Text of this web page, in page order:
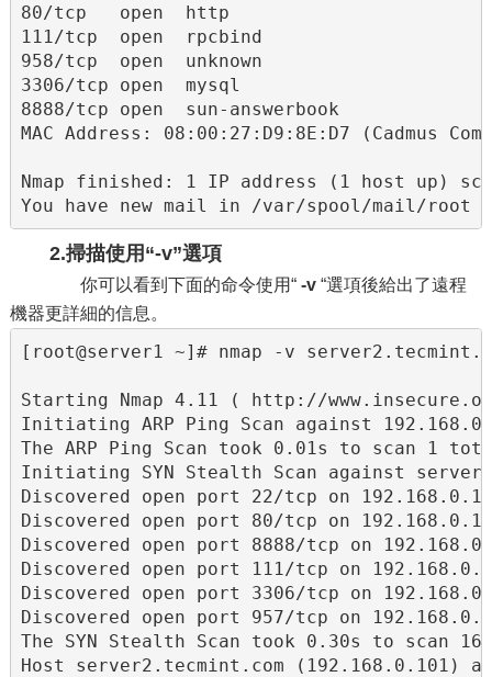
80/tcp   open  http
111/tcp  open  rpcbind
958/tcp  open  unknown
3306/tcp open  mysql
8888/tcp open  sun-answerbook
MAC Address: 08:00:27:D9:8E:D7 (Cadmus
Nmap finished: 1 IP address (1 host up)
You have new mail in /var/spool/mail/root
2.掃描使用“-v”選項
你可以看到下面的命令使用“ -v “選項後給出了遠程
機器更詳細的信息。
[root@server1 ~]# nmap -v
Starting Nmap 4.11 ( http://
Initiating ARP Ping Scan against
The ARP Ping Scan took 0.01s to scan 1
Initiating SYN Stealth Scan against
Discovered open port 22/tcp on
Discovered open port 80/tcp on
Discovered open port 8888/tcp on
Discovered open port 111/tcp on
Discovered open port 3306/tcp on
Discovered open port 957/tcp on
The SYN Stealth Scan took 0.30s to scan
Host server2.tecmint.com (192.168.0.101)